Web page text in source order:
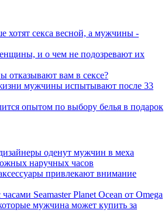
секса весной, а мужчины -
и о чем не подозревают их
вам в сексе?
мужчины испытывают после 33
опытом по выбору белья в подарок
оденут мужчин в меха
наручных часов
привлекают внимание
Seamaster Planet Ocean от Omega
мужчина может купить за